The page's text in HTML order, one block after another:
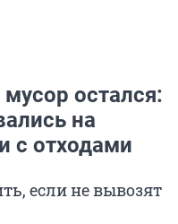
остался:
на
с отходами
если не вывозят